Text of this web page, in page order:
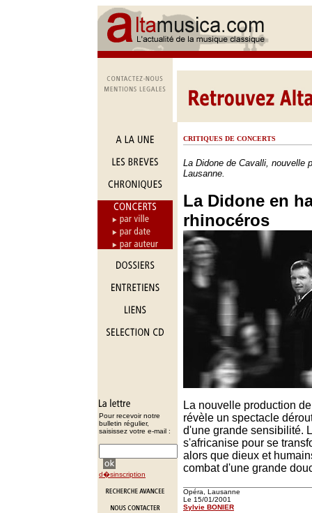
Pour recevoir notre
bulletin régulier,
saisissez votre e-mail :
d�sinscription
CRITIQUES DE CONCERTS
La Didone de Cavalli, nouvelle
Lausanne.
La Didone en
rhinocéros
La nouvelle production
révèle un spectacle
d'une grande sensibilité.
s'africanise pour se
alors que dieux et
combat d'une grande
Opéra, Lausanne
Le 15/01/2001
Sylvie BONIER